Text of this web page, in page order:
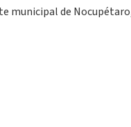
municipal de